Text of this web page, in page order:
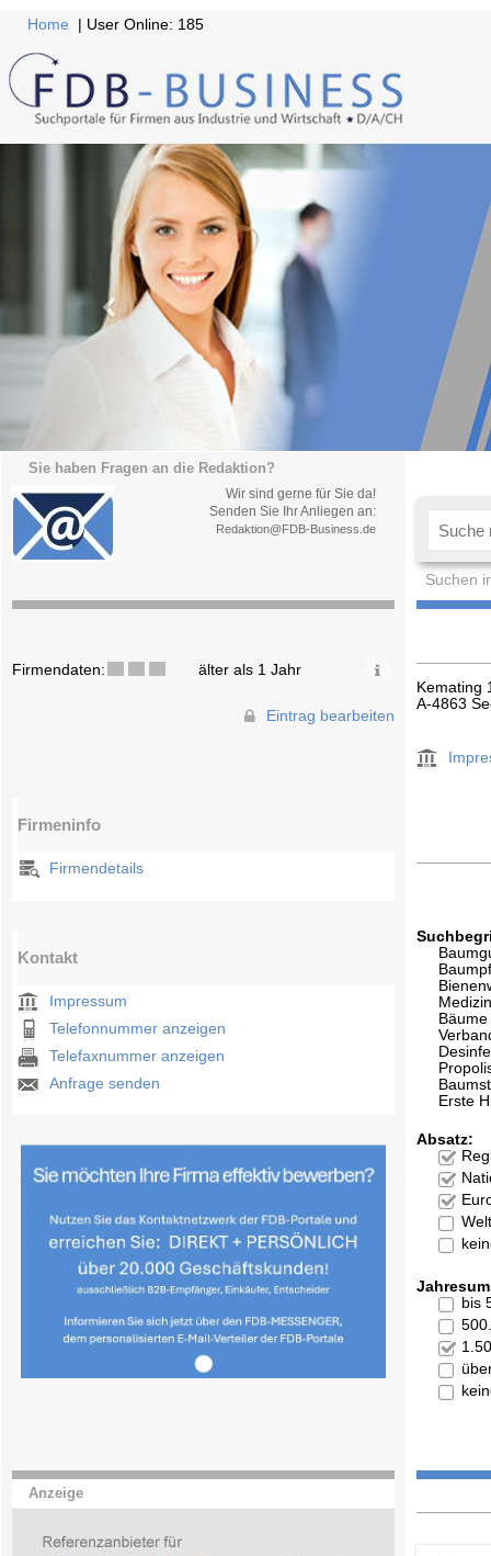
Home | User Online: 185
Sie haben Fragen an die Redaktion?
Wir sind gerne für Sie da!
Senden Sie Ihr Anliegen an:
Redaktion@FDB-Business.de
Suchen
Firmendaten: älter als 1 Jahr
Eintrag bearbeiten
Firmeninfo
Firmendetails
Kontakt
Impressum
Telefonnummer anzeigen
Telefaxnummer anzeigen
Anfrage senden
Anzeige
Kemating
A-4863
Bäume
Erste
Absatz:
bis